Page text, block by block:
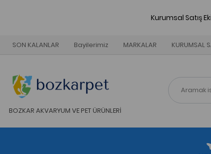
Kurumsal Satış
SON KALANLAR Bayilerimiz MARKALAR KURUMSAL
BOZKAR AKVARYUM VE PET ÜRÜNLERİ